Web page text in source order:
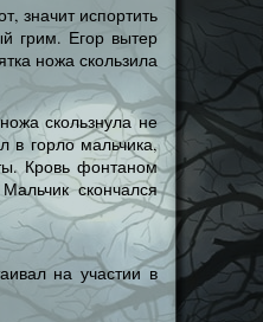
значит испортить
грим. Егор вытер
ножа скользила
скользнула не
в горло мальчика,
Кровь фонтаном
скончался
на участии в